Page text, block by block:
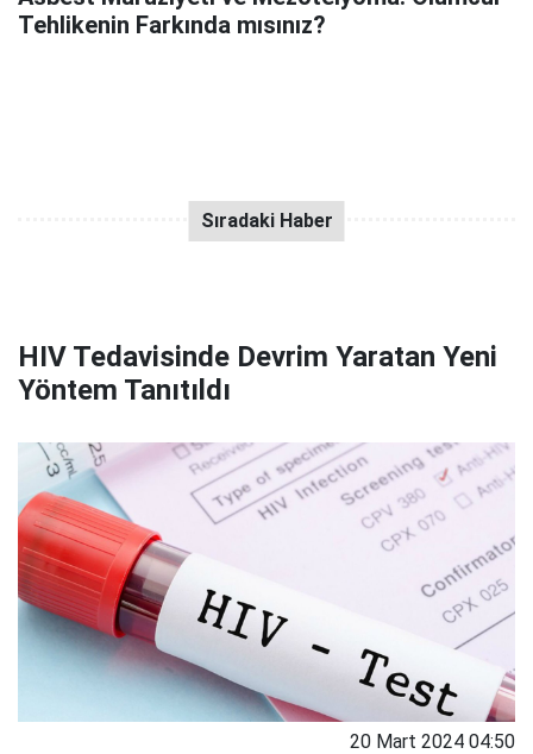
Tehlikenin Farkında mısınız?
HIV Tedavisinde Devrim Yaratan Yeni
Yöntem Tanıtıldı
20 Mart 2024 04:50